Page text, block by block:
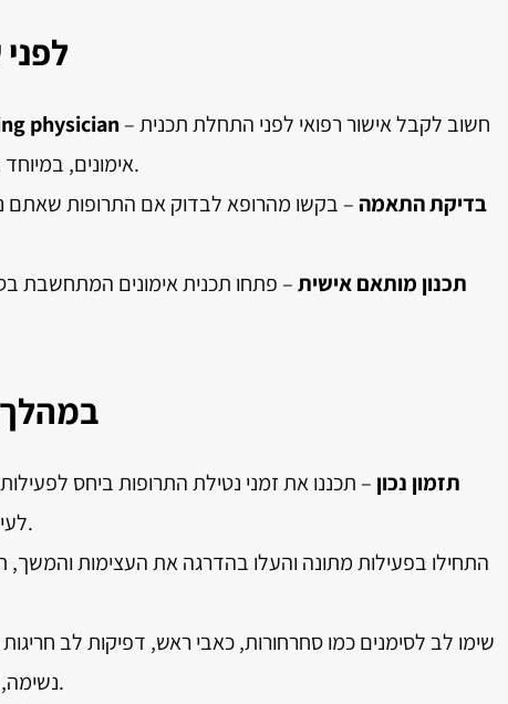
physician– חשוב לקבל אישור רפואי לפני התחלת תכנית
אימונים, במיוחד אם אתם נוטלים תרופות באופן קבוע.
בדיקת התאמה – בקשו מהרופא לבדוק אם התרופות שאתם
תכנון מותאם אישית– פתחו תכנית אימונים המתחשבת
במהלך
תזמון נכון – תכננו את זמני נטילת התרופות ביחס
לעייפות, כדאי ליטול אותה לאחר האימון.
נשימה, והפסיקו את הפעילות במידת הצורך.